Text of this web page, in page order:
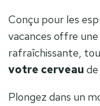
Conçu pour les
vacances offre
rafraîchissante,
votre cerveau
Plongez dans un